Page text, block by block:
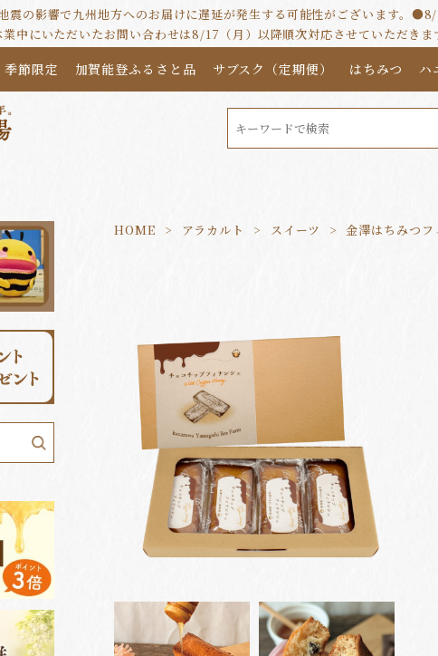
震の影響で九州地方へのお届けに遅延が発生する可能性がございます。
中にいただいたお問い合わせは8/17（月）以降順次対応させていただきま
節限定 加賀能登ふるさと品 サブスク（定期便） はちみつ ハ
HOME アラカルト スイーツ 金澤はちみつフ